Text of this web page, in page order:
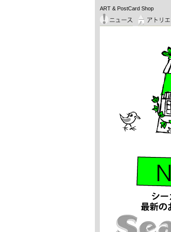
ART & PostCard Shop